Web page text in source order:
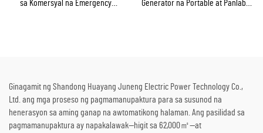
sa Komersyal na Emergency
Generator na Portable at Panlabas
Ginagamit ng Shandong Huayang Juneng Electric Power Technology Co.,
Ltd. ang mga proseso ng pagmamanupaktura para sa susunod na
henerasyon sa aming ganap na awtomatikong halaman. Ang pasilidad sa
pagmamanupaktura ay napakalawak—higit sa 62,000㎡—at